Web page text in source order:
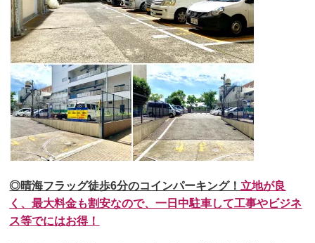
◎晴海フラッグ徒歩6分のコインパーキング！ 立地が良
く、最大料金も割安なので、一日中駐車して工事やビジネ
ス等でにはお得！